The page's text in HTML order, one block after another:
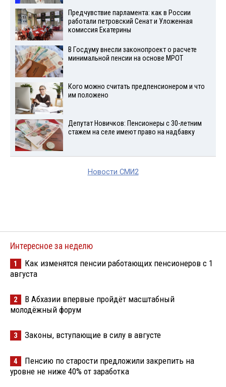
Предчувствие парламента: как в России
работали петровский Сенат и Уложенная
комиссия Екатерины
В Госдуму внесли законопроект о расчете
минимальной пенсии на основе МРОТ
Кого можно считать предпенсионером и что
им положено
Депутат Новичков: Пенсионеры с 30-летним
стажем на селе имеют право на надбавку
Новости СМИ2
Интересное за неделю
1
Как изменятся пенсии работающих пенсионеров с 1
августа
2
В Абхазии впервые пройдёт масштабный
молодёжный форум
3 Законы, вступающие в силу в августе
4
Пенсию по старости предложили закрепить на
уровне не ниже 40% от заработка